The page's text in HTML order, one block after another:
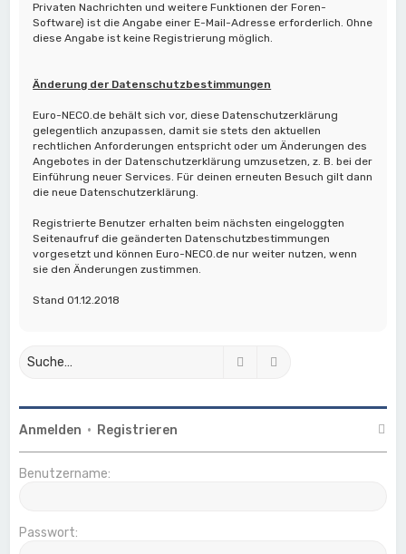
Privaten Nachrichten und weitere Funktionen der Foren-
Software) ist die Angabe einer E-Mail-Adresse erforderlich. Ohne
diese Angabe ist keine Registrierung möglich.
Änderung der Datenschutzbestimmungen
Euro-NECO.de behält sich vor, diese Datenschutzerklärung
gelegentlich anzupassen, damit sie stets den aktuellen
rechtlichen Anforderungen entspricht oder um Änderungen des
Angebotes in der Datenschutzerklärung umzusetzen, z. B. bei der
Einführung neuer Services. Für deinen erneuten Besuch gilt dann
die neue Datenschutzerklärung.
Registrierte Benutzer erhalten beim nächsten eingeloggten
Seitenaufruf die geänderten Datenschutzbestimmungen
vorgesetzt und können Euro-NECO.de nur weiter nutzen, wenn
sie den Änderungen zustimmen.
Stand 01.12.2018
Suche
Anmelden • Registrieren
Benutzername:
Passwort: